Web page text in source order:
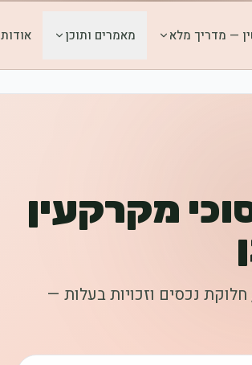
— מדריך מלא מאמרים ותוכן אודות
מקרקעין
חלוקת נכסים וזכויות בעלות —